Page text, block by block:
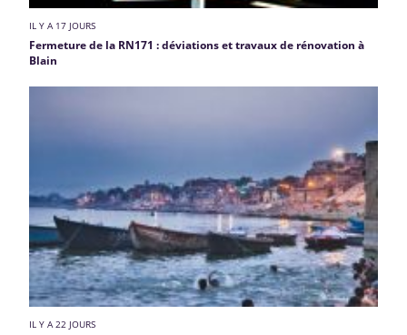
IL Y A 17 JOURS
Fermeture de la RN171 : déviations et travaux de rénovation à
Blain
IL Y A 22 JOURS